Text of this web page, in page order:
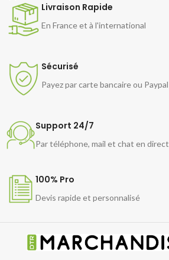
hygiéniques, notre inox est
beaucoup utilisé dans les
métiers de bouche comme
etc
meubles
Livraison Rapide
En France et à l'international
Sécurisé
Payez par carte bancaire ou Paypal
Support 24/7
Par téléphone, mail et chat en direct
100% Pro
Devis rapide et personnalisé